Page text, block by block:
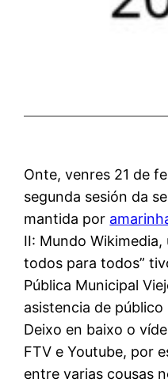
Onte, venres 21 de
segunda sesión da
mantida por
II: Mundo
todos para todos”
Pública Municipal
asistencia de
Deixo en baixo o
FTV e Youtube, por
entre varias cousas